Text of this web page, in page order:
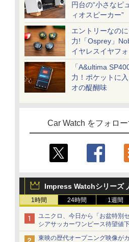
円台の“小さなピ
ィオスピーカー”
エントリーなの
力!「Osprey」
イヤレスイヤフォ
一気に聴く
「A&ultima
力！ポケットに
オの醍醐味
Car Watch をフォロー
Impress Watchシリーズ
1時間 24時間 1週間
ユニクロ、今日から「お盆特別
シアサッカーワンピース待望値
ショーツは1990円に
東映の歴代オープニング映像が